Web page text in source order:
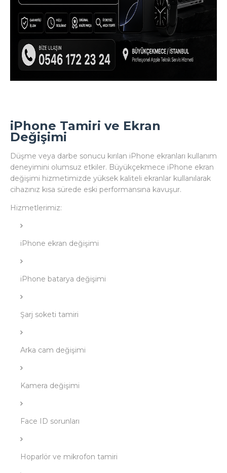
iPhone Tamiri ve Ekran
Değişimi
Düşme veya darbe sonucu kırılan iPhone ekranları kullanım
deneyimini olumsuz etkiler. Büyükçekmece iPhone ekran
değişimi hizmetimizde yüksek kaliteli ekranlar kullanılarak
cihazınız kısa sürede eski performansına kavuşur.
Hizmetlerimiz:
iPhone ekran değişimi
iPhone batarya değişimi
Şarj soketi tamiri
Arka cam değişimi
Kamera değişimi
Face ID sorunları
Hoparlör ve mikrofon tamiri